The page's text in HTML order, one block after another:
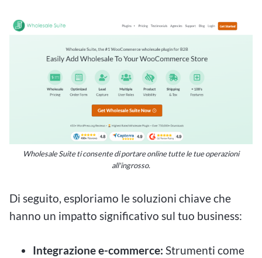
Wholesale Suite ti consente di portare online tutte le tue operazioni
all'ingrosso.
Di seguito, esploriamo le soluzioni chiave che
hanno un impatto significativo sul tuo business:
Integrazione e-commerce: Strumenti come